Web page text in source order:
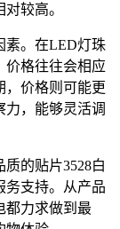
较高。
素。在LED灯珠
价格往往会相应
，价格则可能更
，能够灵活调
的贴片3528白
务支持。从产品
都力求做到最